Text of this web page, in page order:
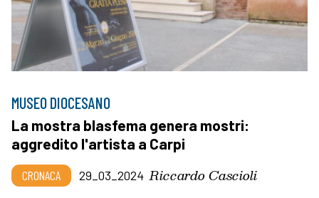
MUSEO DIOCESANO
La mostra blasfema genera mostri:
aggredito l'artista a Carpi
CRONACA 29_03_2024 Riccardo Cascioli